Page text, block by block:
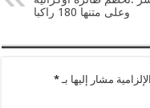
وعلى متنها 180 راكبا
مشار إليها بـ*